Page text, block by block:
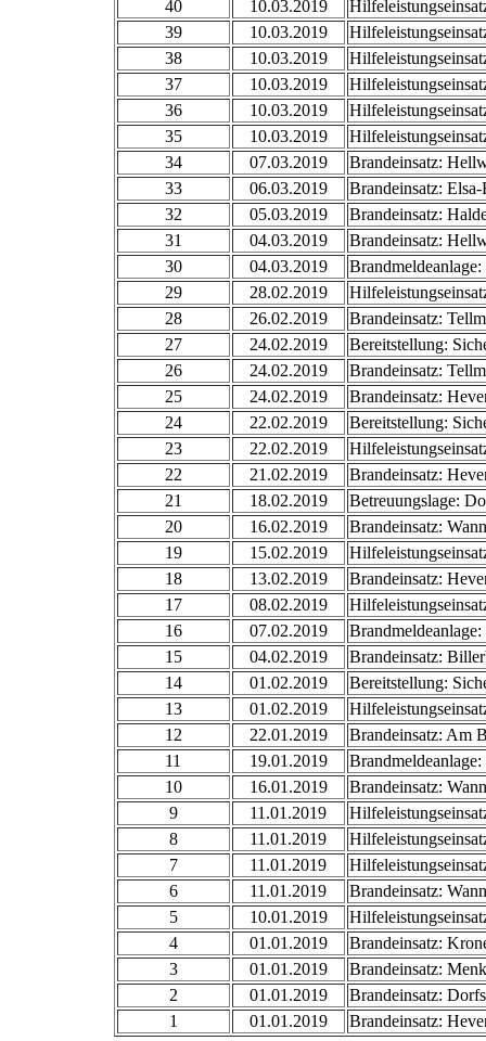
40 10.03.2019
39
10.03.2019
38
10.03.2019
37
10.03.2019
36
10.03.2019
35
10.03.2019
34
07.03.2019
Brandeinsatz:
33
06.03.2019
Brandeinsatz:
32
05.03.2019
Brandeinsatz:
31
04.03.2019
Brandeinsatz:
30
04.03.2019
Brandmeldeanlage:
29
28.02.2019
28
26.02.2019
Brandeinsatz:
27
24.02.2019
Bereitstellung:
26
24.02.2019
Brandeinsatz:
25
24.02.2019
Brandeinsatz:
24
22.02.2019
Bereitstellung:
23
22.02.2019
22
21.02.2019
Brandeinsatz:
21
18.02.2019
Betreuungslage:
20
16.02.2019
Brandeinsatz:
19
15.02.2019
18
13.02.2019
Brandeinsatz:
17
08.02.2019
16
07.02.2019
15
04.02.2019
Brandeinsatz:
14
01.02.2019
Bereitstellung:
13
01.02.2019
12
22.01.2019
Brandeinsatz: Am
11
19.01.2019
10
16.01.2019
Brandeinsatz:
9
11.01.2019
8
11.01.2019
7
11.01.2019
6
11.01.2019
Brandeinsatz:
5
10.01.2019
4
01.01.2019
Brandeinsatz:
3
01.01.2019
Brandeinsatz:
2
01.01.2019
Brandeinsatz:
1
01.01.2019 Brandeinsatz: